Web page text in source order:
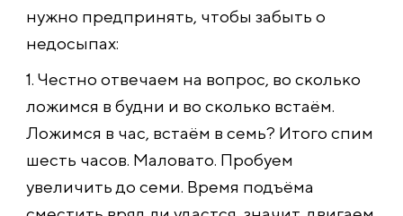
нужно предпринять, чтобы забыть о
недосыпах:
1. Честно отвечаем на вопрос, во сколько
ложимся в будни и во сколько встаём.
Ложимся в час, встаём в семь? Итого спим
шесть часов. Маловато. Пробуем
увеличить до семи. Время подъёма